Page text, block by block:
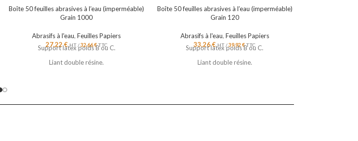
Boîte 50 feuilles abrasives à l’eau (imperméable)
Grain 1000
Abrasifs à l'eau,Feuilles Papiers
27,22€ HT /32,66€TTC
Support latex poids B ou C.
Liant double résine.
Boîte 50 feuilles abrasives à l’eau (imperméable)
Grain 120
Abrasifs à l'eau, Feuilles Papiers
33,26€ HT /39,92€TTC
Support latex poids B ou C.
Liant double résine.